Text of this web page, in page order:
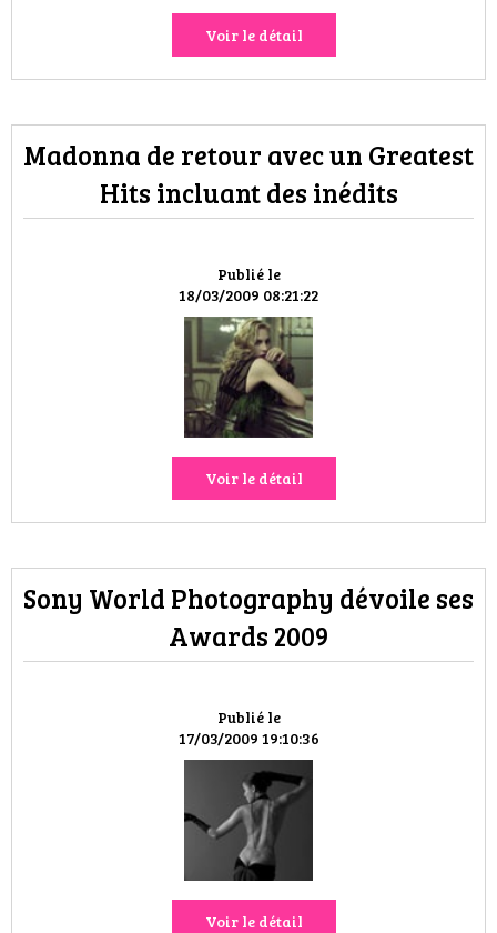
Voir le détail
Publié le
18/03/2009 08:21:22
Madonna de retour avec un Greatest
Hits incluant des inédits
Voir le détail
Publié le
17/03/2009 19:10:36
Sony World Photography dévoile ses
Awards 2009
Voir le détail